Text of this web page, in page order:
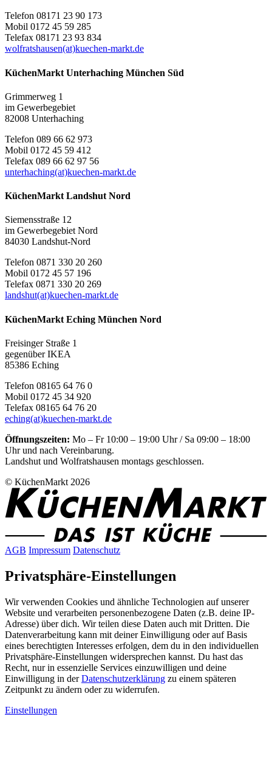
Telefon 08171 23 90 173
Mobil 0172 45 59 285
Telefax 08171 23 93 834
wolfratshausen(at)kuechen-markt.de
KüchenMarkt Unterhaching München Süd
Grimmerweg 1
im Gewerbegebiet
82008 Unterhaching
Telefon 089 66 62 973
Mobil 0172 45 59 412
Telefax 089 66 62 97 56
unterhaching(at)kuechen-markt.de
KüchenMarkt Landshut Nord
Siemensstraße 12
im Gewerbegebiet Nord
84030 Landshut-Nord
Telefon 0871 330 20 260
Mobil 0172 45 57 196
Telefax 0871 330 20 269
landshut(at)kuechen-markt.de
KüchenMarkt Eching München Nord
Freisinger Straße 1
gegenüber IKEA
85386 Eching
Telefon 08165 64 76 0
Mobil 0172 45 34 920
Telefax 08165 64 76 20
eching(at)kuechen-markt.de
Öffnungszeiten: Mo – Fr 10:00 – 19:00 Uhr / Sa 09:00 – 18:00
Uhr und nach Vereinbarung.
Landshut und Wolfratshausen montags geschlossen.
© KüchenMarkt 2026
AGB Impressum Datenschutz
Privatsphäre-Einstellungen
Wir verwenden Cookies und ähnliche Technologien auf unserer
Website und verarbeiten personenbezogene Daten (z.B. deine IP-
Adresse) über dich. Wir teilen diese Daten auch mit Dritten. Die
Datenverarbeitung kann mit deiner Einwilligung oder auf Basis
eines berechtigten Interesses erfolgen, dem du in den individuellen
Privatsphäre-Einstellungen widersprechen kannst. Du hast das
Recht, nur in essenzielle Services einzuwilligen und deine
Einwilligung in derDatenschutzerklärung zu einem späteren
Zeitpunkt zu ändern oder zu widerrufen.
Einstellungen